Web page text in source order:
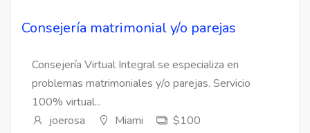
Consejería matrimonial y/o parejas
Consejería Virtual Integral se especializa en
problemas matrimoniales y/o parejas. Servicio
100% virtual...
joerosa
Miami
$100